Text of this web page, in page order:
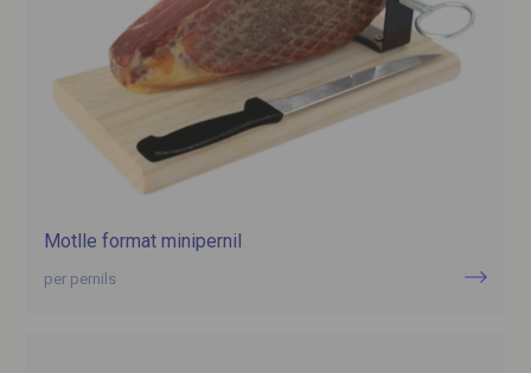
Motlle format minipernil
per pernils